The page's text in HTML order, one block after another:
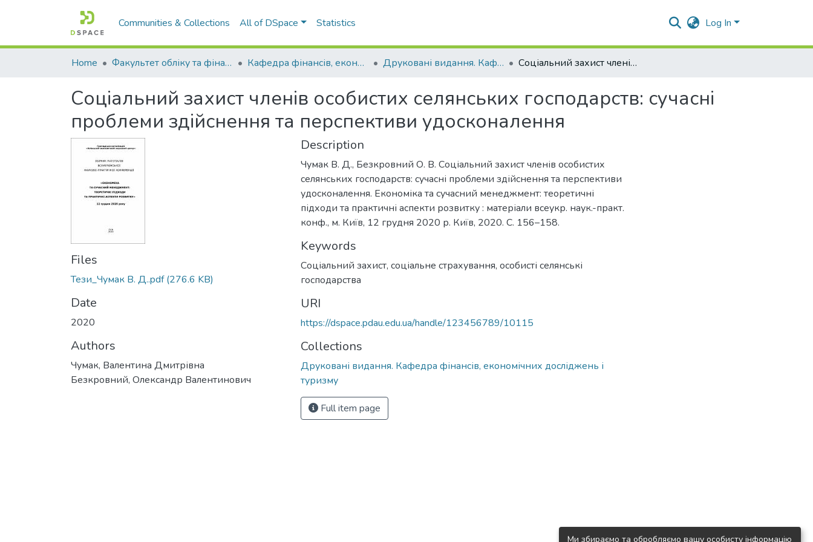
Communities & Collections All of DSpace Statistics Log In
Home Факультет обліку та фінансів Кафедра фінансів, економічних досліджень і туризму Друковані видання. Кафедра фінансів, економічних досліджень і туризму Соціальний захист членів особистих селянських господарств: сучасні проблеми здійснення та перспективи удосконалення
Соціальний захист членів особистих селянських господарств: сучасні
проблеми здійснення та перспективи удосконалення
Files
Тези_Чумак В. Д..pdf(276.6 KB)
Date
2020
Authors
Чумак, Валентина Дмитрівна
Безкровний, Олександр Валентинович
Description
Чумак В. Д., Безкровний О. В. Соціальний захист членів особистих
селянських господарств: сучасні проблеми здійснення та перспективи
удосконалення. Економіка та сучасний менеджмент: теоретичні
підходи та практичні аспекти розвитку : матеріали всеукр. наук.-практ.
конф., м. Київ, 12 грудня 2020 р. Київ, 2020. С. 156–158.
Keywords
Соціальний захист, соціальне страхування, особисті селянські
господарства
URI
https://dspace.pdau.edu.ua/handle/123456789/10115
Collections
Друковані видання. Кафедра фінансів, економічних досліджень і
туризму
Full item page
Ми збираємо та обробляємо вашу особисту інформацію